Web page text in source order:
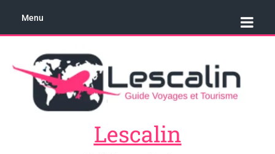
Menu
Lescalin